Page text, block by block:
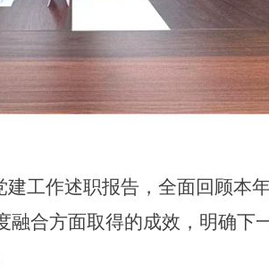
建工作述职报告，全面回顾本
合方面取得的成效，明确下